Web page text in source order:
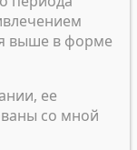
выше в форме
ее
со мной